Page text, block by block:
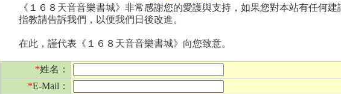
《１６８天音音樂書城》非常感謝您的愛護與支持，如果您對本站有任何建
指教請告訴我們，以便我們日後改進。
在此，謹代表《１６８天音音樂書城》向您致意。
*姓名：
*E-Mail：